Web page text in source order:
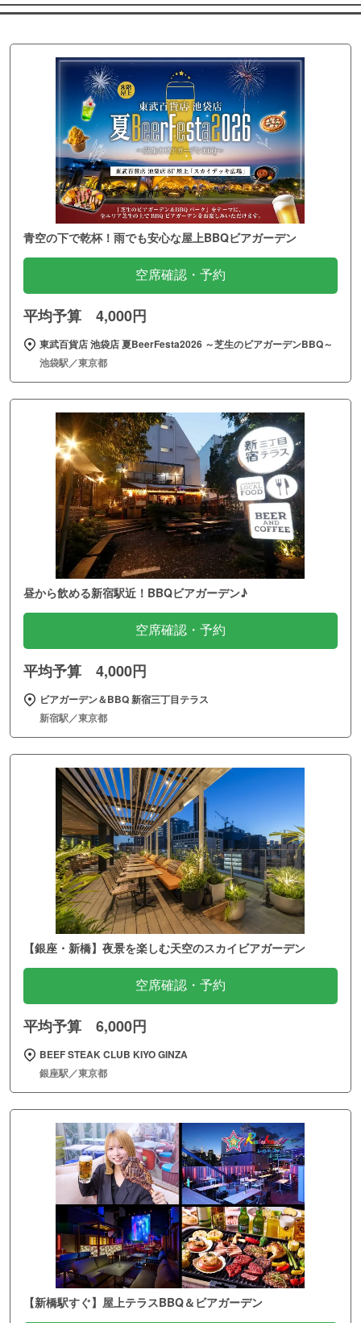
青空の下で乾杯！雨でも安心な屋上BBQビアガーデン
空席確認・予約
平均予算 4,000円
東武百貨店 池袋店 夏BeerFesta2026 ～芝生のビアガーデンBBQ～
池袋駅／東京都
昼から飲める新宿駅近！BBQビアガーデン♪
空席確認・予約
平均予算 4,000円
ビアガーデン＆BBQ 新宿三丁目テラス
新宿駅／東京都
【銀座・新橋】夜景を楽しむ天空のスカイビアガーデン
空席確認・予約
平均予算 6,000円
BEEF STEAK CLUB KIYO GINZA
銀座駅／東京都
【新橋駅すぐ】屋上テラスBBQ＆ビアガーデン